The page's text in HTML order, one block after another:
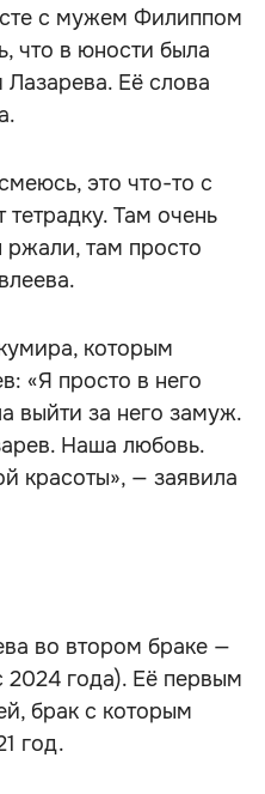
с мужем Филиппом
что в юности была
Лазарева. Её слова
это что-то с
Там очень
там просто
которым
«Я просто в него
выйти за него замуж.
Наша любовь.
красоты», — заявила
во втором браке —
года). Её первым
брак с которым
год.